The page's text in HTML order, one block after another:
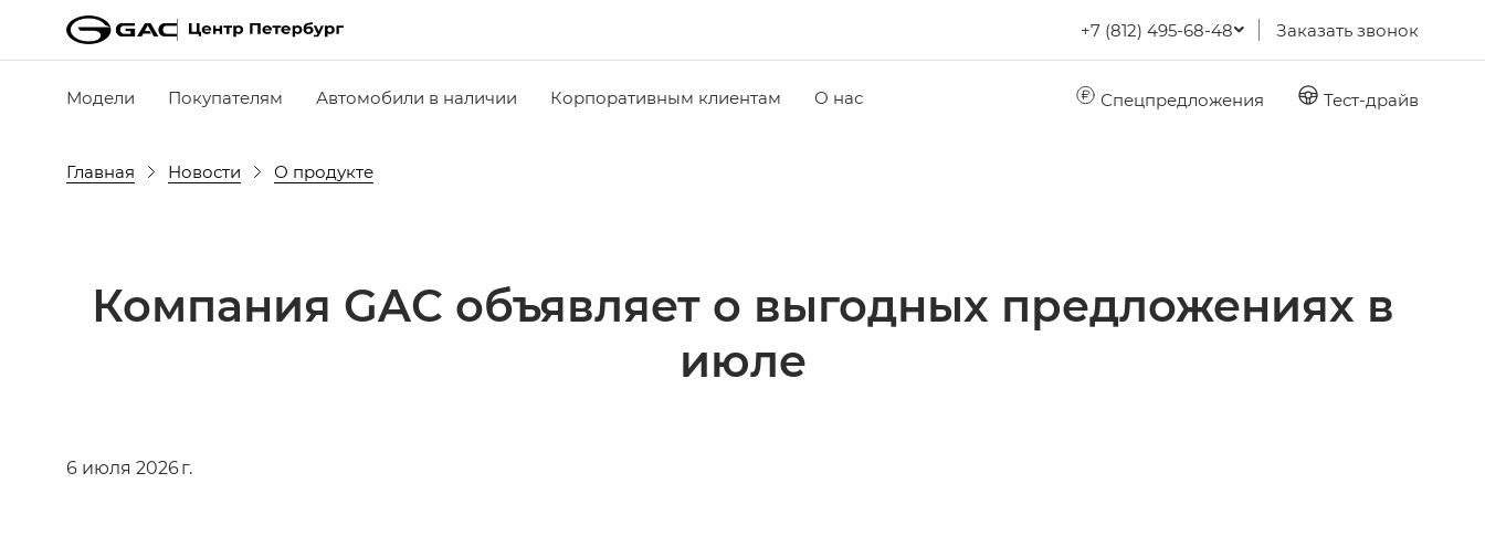
+7 (812) 495-68-48 Заказать звонок
Модели Покупателям Автомобили в наличии Корпоративным клиентам О нас Спецпредложения Тест-драйв
Главная Новости О продукте
Компания GAC объявляет о выгодных предложениях в
июле
6 июля 2026 г.